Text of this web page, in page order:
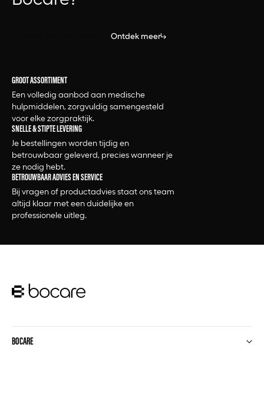
Ontdek meer
GROOT ASSORTIMENT
Een volledig aanbod aan medische
hulpmiddelen, zorgvuldig samengesteld
voor elke zorgpraktijk.
SNELLE & STIPTE LEVERING
Je bestellingen worden tijdig en
betrouwbaar geleverd, precies wanneer je
ze nodig hebt.
BETROUWBAAR ADVIES EN SERVICE
Bij vragen of productadvies staat ons team
altijd klaar met een duidelijke en
professionele uitleg.
BOCARE